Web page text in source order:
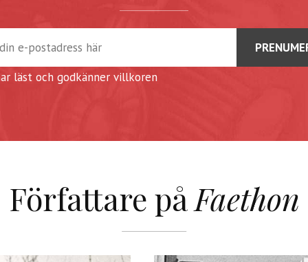
läst och godkänner villkoren
Författare påFaethon